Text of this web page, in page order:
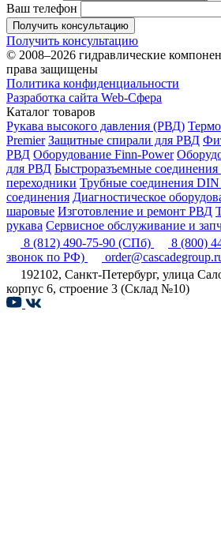
Ваш телефон
Получить консультацию
Получить консультацию
© 2008–2026 гидравлические
права защищены
Политика конфиденциальности
Разработка сайта Web-Сфера
Каталог товаров
Рукава высокого давления (РВД)
Premier Защитные спирали для РВД
РВД Оборудование Finn-Power
для РВД Быстроразъемные
переходники Трубные соединения DIN
соединения Диагностическое
шаровые Изготовление и ремонт РВД
рукава Сервисное обслуживание и
8 (812) 490-75-90 (СПб) 8 (800)
звонок по РФ)
192102, Санкт-Петербург, улица
корпус 6, строение 3 (Склад №10)